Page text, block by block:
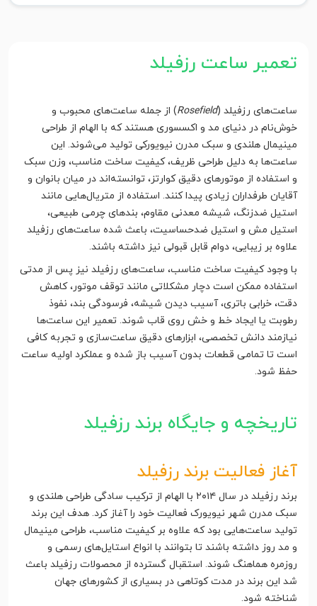
تعمیر ساعت رزفیلد
ساعت‌های رزفیلد (Rosefield) از جمله ساعت‌های محبوب و
خوش‌نام در دنیای مد و اکسسوری هستند که با الهام از طراحی
مینیمال هلندی و سبک مدرن نیویورکی تولید می‌شوند. این
ساعت‌ها به دلیل طراحی ظریف، کیفیت ساخت مناسب، وزن سبک
و استفاده از موتورهای دقیق کوارتز، توانسته‌اند در میان بانوان و
آقایان طرفداران زیادی پیدا کنند. استفاده از متریال‌هایی مانند
استیل ضدزنگ، شیشه معدنی مقاوم، بندهای چرمی طبیعی،
استیل مش و استیل ضدحساسیت، باعث شده ساعت‌های رزفیلد
علاوه بر زیبایی، دوام قابل قبولی نیز داشته باشند.
با وجود کیفیت ساخت مناسب، ساعت‌های رزفیلد نیز پس از مدتی
استفاده ممکن است دچار مشکلاتی مانند توقف موتور، کاهش
دقت، خرابی باتری، آسیب دیدن شیشه، فرسودگی بند، نفوذ
رطوبت یا ایجاد خط و خش روی قاب شوند. تعمیر این ساعت‌ها
نیازمند دانش تخصصی، ابزارهای دقیق ساعت‌سازی و تجربه کافی
است تا تمامی قطعات بدون آسیب باز شده و عملکرد اولیه ساعت
حفظ شود.
تاریخچه و جایگاه برند رزفیلد
آغاز فعالیت برند رزفیلد
برند رزفیلد در سال ۲۰۱۴ با الهام از ترکیب سادگی طراحی هلندی و
سبک مدرن شهر نیویورک فعالیت خود را آغاز کرد. هدف این برند
تولید ساعت‌هایی بود که علاوه بر کیفیت مناسب، طراحی مینیمال
و مد روز داشته باشند تا بتوانند با انواع استایل‌های رسمی و
روزمره هماهنگ شوند. استقبال گسترده از محصولات رزفیلد باعث
شد این برند در مدت کوتاهی در بسیاری از کشورهای جهان
شناخته شود.